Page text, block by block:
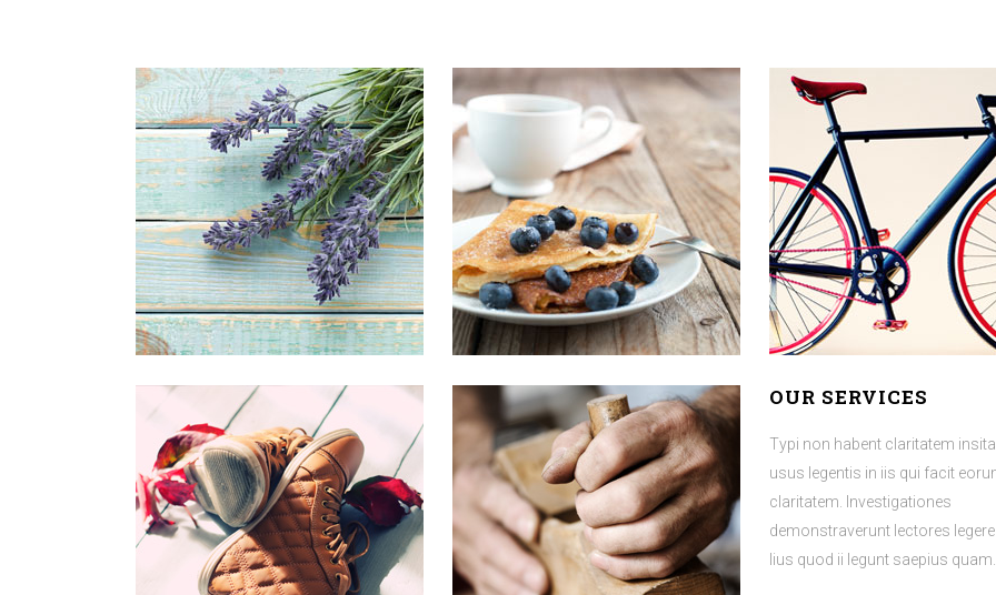
OUR COMPANY STATUS
Typi non habent claritatem insitam; est
usus legentis in iis qui facit eorum
claritatem. Investigationes
demonstraverunt lectores legere me
lius quod ii legunt saepius quam.
VIEW MORE
OUR SERVICES
Typi non habent claritatem
usus legentis in iis qui facit
claritatem. Investigationes
demonstraverunt lectores
lius quod ii legunt saepius quam.
VIEW MORE
OUR COMPANY STATUS
Typi non habent claritatem insitam; est
usus legentis in iis qui facit eorum
claritatem. Investigationes
demonstraverunt lectores legere me
lius quod ii legunt saepius quam.
OUR SERVICES
Typi non habent claritatem
usus legentis in iis qui facit
claritatem. Investigationes
demonstraverunt lectores
lius quod ii legunt saepius quam.